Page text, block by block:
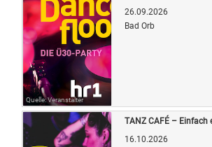
Quelle: Veranstalter
26.09.2026
Bad Orb
TANZ CAFÉ – Einfach
16.10.2026